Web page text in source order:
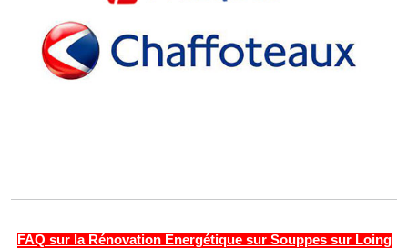
FAQ sur la Rénovation Énergétique sur Souppes sur Loing